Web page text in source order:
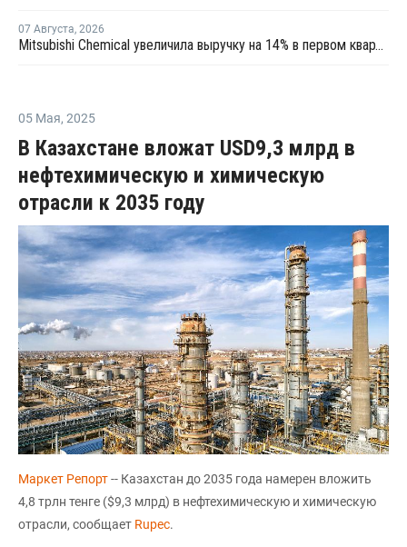
07 Августа, 2026
Mitsubishi Chemical увеличила выручку на 14% в первом квартале японского финансового года
05 Мая, 2025
В Казахстане вложат USD9,3 млрд в
нефтехимическую и химическую
отрасли к 2035 году
Маркет Репорт-- Казахстан до 2035 года намерен вложить
4,8 трлн тенге ($9,3 млрд) в нефтехимическую и химическую
отрасли, сообщает Rupec.